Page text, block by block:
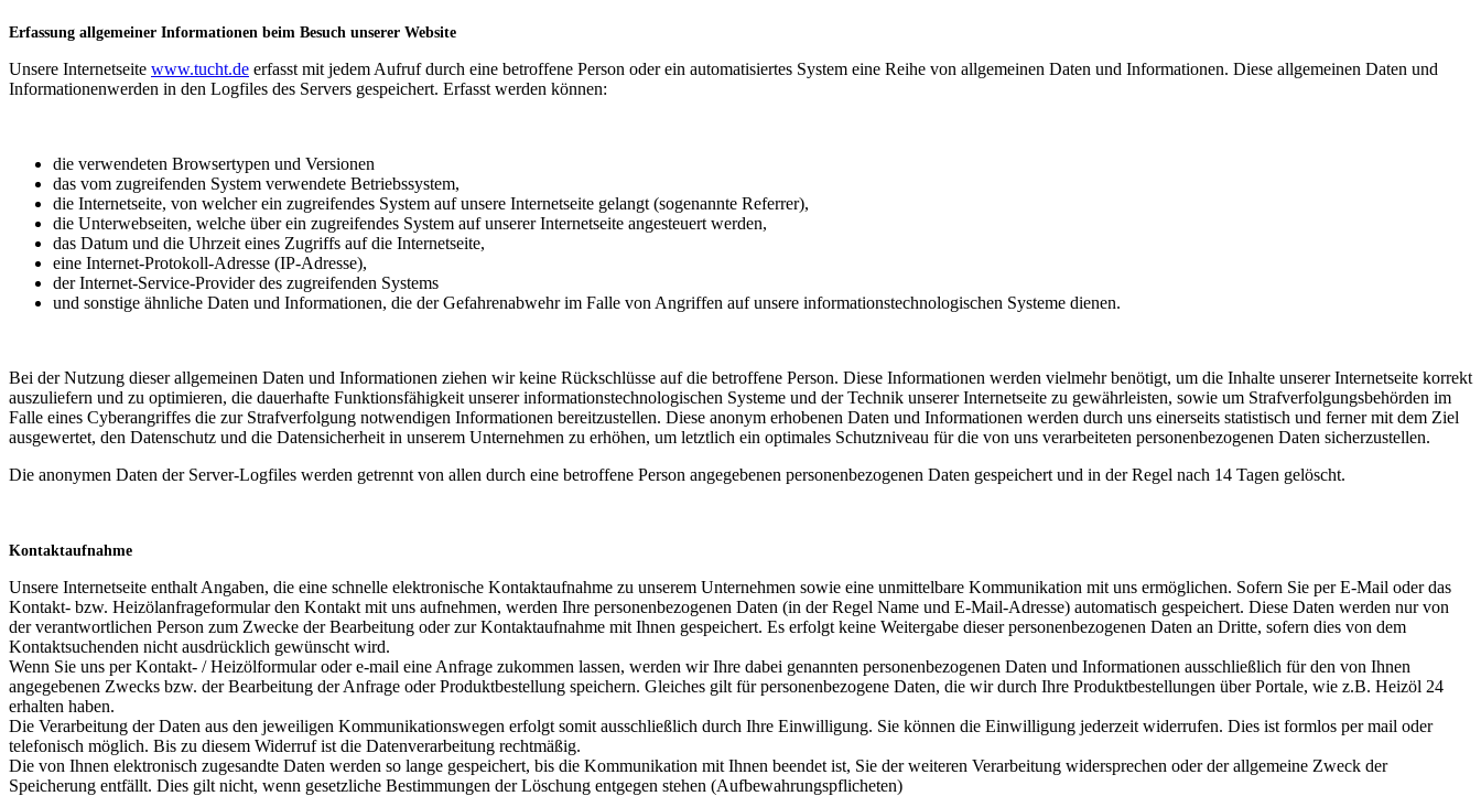
Erfassung allgemeiner Informationen beim Besuch unserer Website
Unsere Internetseite www.tucht.de erfasst mit jedem Aufruf durch eine betroffene Person oder ein automatisiertes System eine Reihe von allgemeinen Daten und Informationen. Diese allgemeinen Daten und
Informationenwerden in den Logfiles des Servers gespeichert. Erfasst werden können:
die verwendeten Browsertypen und Versionen
das vom zugreifenden System verwendete Betriebssystem,
die Internetseite, von welcher ein zugreifendes System auf unsere Internetseite gelangt (sogenannte Referrer),
die Unterwebseiten, welche über ein zugreifendes System auf unserer Internetseite angesteuert werden,
das Datum und die Uhrzeit eines Zugriffs auf die Internetseite,
eine Internet-Protokoll-Adresse (IP-Adresse),
der Internet-Service-Provider des zugreifenden Systems
und sonstige ähnliche Daten und Informationen, die der Gefahrenabwehr im Falle von Angriffen auf unsere informationstechnologischen Systeme dienen.
Bei der Nutzung dieser allgemeinen Daten und Informationen ziehen wir keine Rückschlüsse auf die betroffene Person. Diese Informationen werden vielmehr benötigt, um die Inhalte unserer Internetseite korrekt
auszuliefern und zu optimieren, die dauerhafte Funktionsfähigkeit unserer informationstechnologischen Systeme und der Technik unserer Internetseite zu gewährleisten, sowie um Strafverfolgungsbehörden im
Falle eines Cyberangriffes die zur Strafverfolgung notwendigen Informationen bereitzustellen. Diese anonym erhobenen Daten und Informationen werden durch uns einerseits statistisch und ferner mit dem Ziel
ausgewertet, den Datenschutz und die Datensicherheit in unserem Unternehmen zu erhöhen, um letztlich ein optimales Schutzniveau für die von uns verarbeiteten personenbezogenen Daten sicherzustellen.
Die anonymen Daten der Server-Logfiles werden getrennt von allen durch eine betroffene Person angegebenen personenbezogenen Daten gespeichert und in der Regel nach 14 Tagen gelöscht.
Kontaktaufnahme
Unsere Internetseite enthalt Angaben, die eine schnelle elektronische Kontaktaufnahme zu unserem Unternehmen sowie eine unmittelbare Kommunikation mit uns ermöglichen. Sofern Sie per E-Mail oder das
Kontakt- bzw. Heizölanfrageformular den Kontakt mit uns aufnehmen, werden Ihre personenbezogenen Daten (in der Regel Name und E-Mail-Adresse) automatisch gespeichert. Diese Daten werden nur von
der verantwortlichen Person zum Zwecke der Bearbeitung oder zur Kontaktaufnahme mit Ihnen gespeichert. Es erfolgt keine Weitergabe dieser personenbezogenen Daten an Dritte, sofern dies von dem
Kontaktsuchenden nicht ausdrücklich gewünscht wird.
Wenn Sie uns per Kontakt- / Heizölformular oder e-mail eine Anfrage zukommen lassen, werden wir Ihre dabei genannten personenbezogenen Daten und Informationen ausschließlich für den von Ihnen
angegebenen Zwecks bzw. der Bearbeitung der Anfrage oder Produktbestellung speichern. Gleiches gilt für personenbezogene Daten, die wir durch Ihre Produktbestellungen über Portale, wie z.B. Heizöl 24
erhalten haben.
Die Verarbeitung der Daten aus den jeweiligen Kommunikationswegen erfolgt somit ausschließlich durch Ihre Einwilligung. Sie können die Einwilligung jederzeit widerrufen. Dies ist formlos per mail oder
telefonisch möglich. Bis zu diesem Widerruf ist die Datenverarbeitung rechtmäßig.
Die von Ihnen elektronisch zugesandte Daten werden so lange gespeichert, bis die Kommunikation mit Ihnen beendet ist, Sie der weiteren Verarbeitung widersprechen oder der allgemeine Zweck der
Speicherung entfällt. Dies gilt nicht, wenn gesetzliche Bestimmungen der Löschung entgegen stehen (Aufbewahrungspflicheten)